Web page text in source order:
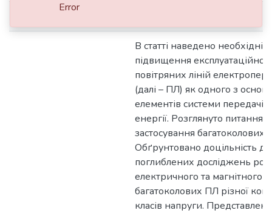
В статті наведено
підвищення експлуатаційної
повітряних ліній
(далі – ПЛ) як одного з
елементів системи передачі
енергії. Розглянуто питання
застосування багатоколових
Обґрунтовано доцільність
поглиблених досліджень
електричного та магнітного
багатоколових ПЛ різної
класів напруги. Представлено
Error